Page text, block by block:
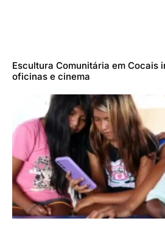
Escultura Comunitária em Cocais
oficinas e cinema